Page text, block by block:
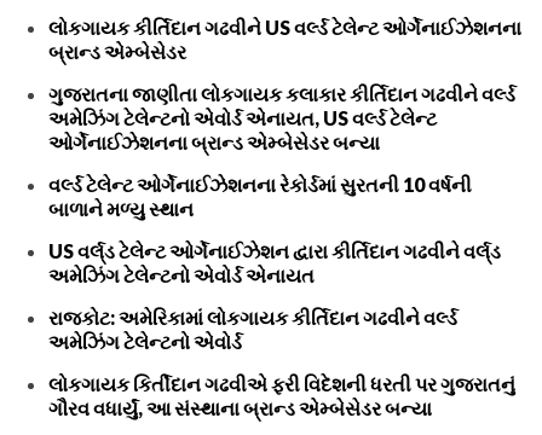
લોકગાયક કીર્તિદાન ગઢવીને US વર્લ્ડ ટેલેન્ટ ઓર્ગેનાઈઝેશનના
બ્રાન્ડ એમ્બેસેડર
ગુજરાતના જાણીતા લોકગાયક કલાકાર કીર્તિદાન ગઢવીને વર્લ્ડ
અમેઝિંગ ટેલેન્ટનો એવોર્ડ એનાયત, US વર્લ્ડ ટેલેન્ટ
ઓર્ગેનાઈઝેશનના બ્રાન્ડ એમ્બેસેડર બન્યા
વર્લ્ડ ટેલેન્ટ ઓર્ગેનાઈઝેશનના રેકોર્ડમાં સુરતની 10 વર્ષની
બાળાને મળ્યુ સ્થાન
US વર્લ્‌ડ ટેલેન્ટ ઓર્ગેનાઈઝેશન દ્વારા કીર્તિદાન ગઢવીને વર્લ્‌ડ
અમેઝિંગ ટેલેન્ટનો એવોર્ડ એનાયત
રાજકોટ: અમેરિકામાં લોકગાયક કીર્તિદાન ગઢવીને વર્લ્ડ
અમેઝિંગ ટેલેન્ટનો એવોર્ડ
લોકગાયક કિર્તીદાન ગઢવીએ ફરી વિદેશની ધરતી પર ગુજરાતનું
ગૌરવ વધાર્યું, આ સંસ્થાના બ્રાન્ડ એમ્બેસેડર બન્યા